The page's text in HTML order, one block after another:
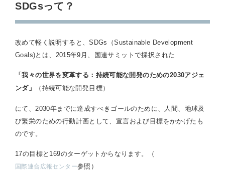
SDGsって？
改めて軽く説明すると、SDGs（Sustainable Development
Goals)とは、2015年9月、国連サミットで採択された
「我々の世界を変革する：持続可能な開発のための2030アジェ
ンダ」
（持続可能な開発目標）
にて、2030年までに達成すべきゴールのために、人間、地球及
び繁栄のための行動計画として、宣言および目標をかかげたも
のです。
17の目標と169のターゲットからなります。（
国際連合広報センター参照）